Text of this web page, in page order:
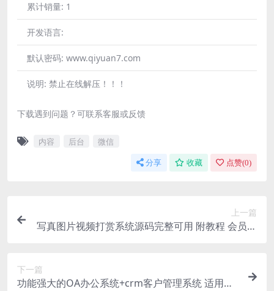
累计销量: 1
开发语言:
默认密码: www.qiyuan7.com
说明: 禁止在线解压！！！
下载遇到问题？可联系客服或反馈
内容 后台 微信
分享 收藏 点赞(0)
上一篇
写真图片视频打赏系统源码完整可用 附教程 会员免
下一篇
功能强大的OA办公系统+crm客户管理系统 适用于